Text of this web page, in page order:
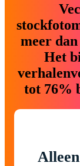
meer
Het
tot 76%